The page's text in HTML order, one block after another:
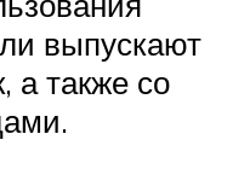
выпускают
а также со